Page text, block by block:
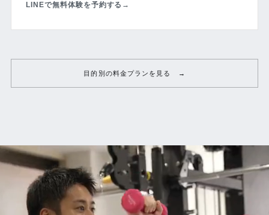
LINEで無料体験を予約する →
目的別の料金プランを見る